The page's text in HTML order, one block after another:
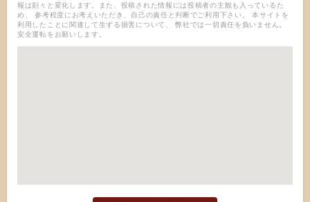
報は刻々と変化します。また、投稿された情報には投稿者の主観も入っているた
め、 参考程度にお考えいただき、自己の責任と判断でご利用下さい。 本サイトを
利用したことに関連して生ずる損害について、 弊社では一切責任を負いません。
安全運転をお願いします。